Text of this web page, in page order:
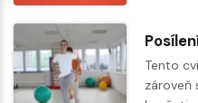
Tento
zároveň